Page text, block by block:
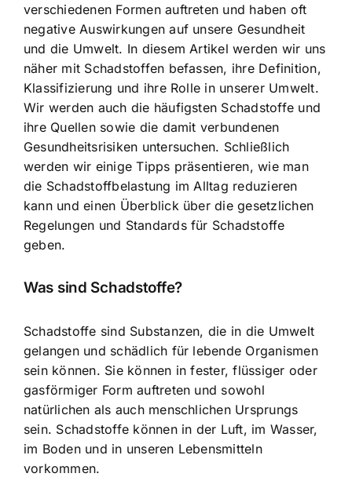
verschiedenen Formen auftreten und haben oft
negative Auswirkungen auf unsere Gesundheit
und die Umwelt. In diesem Artikel werden wir uns
näher mit Schadstoffen befassen, ihre Definition,
Klassifizierung und ihre Rolle in unserer Umwelt.
Wir werden auch die häufigsten Schadstoffe und
ihre Quellen sowie die damit verbundenen
Gesundheitsrisiken untersuchen. Schließlich
werden wir einige Tipps präsentieren, wie man
die Schadstoffbelastung im Alltag reduzieren
kann und einen Überblick über die gesetzlichen
Regelungen und Standards für Schadstoffe
geben.
Was sind Schadstoffe?
Schadstoffe sind Substanzen, die in die Umwelt
gelangen und schädlich für lebende Organismen
sein können. Sie können in fester, flüssiger oder
gasförmiger Form auftreten und sowohl
natürlichen als auch menschlichen Ursprungs
sein. Schadstoffe können in der Luft, im Wasser,
im Boden und in unseren Lebensmitteln
vorkommen.